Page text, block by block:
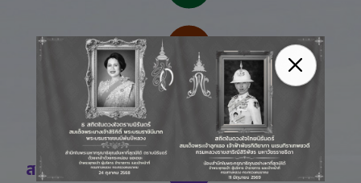
พนักงานราชการ
ลูกจ้างชั่วคราว
สมัครสอบออนไลน์